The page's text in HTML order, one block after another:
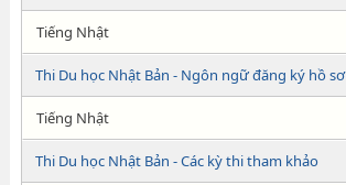
Tiếng Nhật
Thi Du học Nhật Bản - Ngôn ngữ đăng ký hồ sơ
Tiếng Nhật
Thi Du học Nhật Bản - Các kỳ thi tham khảo